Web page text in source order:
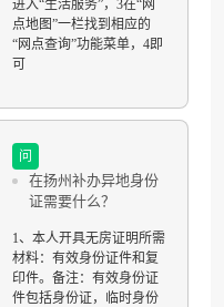
进入“生活服务”，3在“网
点地图”一栏找到相应的
“网点查询”功能菜单，4即
可
问
在扬州补办异地身份
证需要什么？
1、本人开具无房证明所需
材料：有效身份证件和复
印件。备注：有效身份证
件包括身份证，临时身份